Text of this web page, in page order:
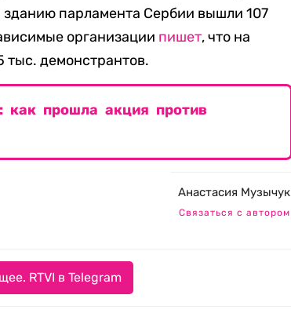
парламента Сербии вышли 107
организации пишет, что на
тыс. демонстрантов.
как прошла акция против
Анастасия Музычук
Связаться с автором
RTVI в Telegram